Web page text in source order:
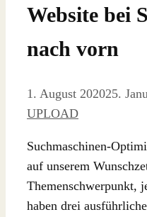
Website bei
nach vorn
1. August 202025.
UPLOAD
Suchmaschinen-
auf unserem
Themenschwerpunkt,
haben drei